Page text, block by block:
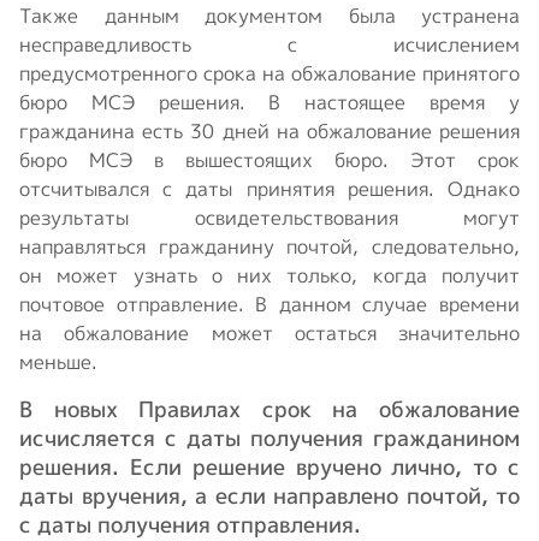
Также данным документом была устранена
несправедливость с исчислением
предусмотренного срока на обжалование принятого
бюро МСЭ решения. В настоящее время у
гражданина есть 30 дней на обжалование решения
бюро МСЭ в вышестоящих бюро. Этот срок
отсчитывался с даты принятия решения. Однако
результаты освидетельствования могут
направляться гражданину почтой, следовательно,
он может узнать о них только, когда получит
почтовое отправление. В данном случае времени
на обжалование может остаться значительно
меньше.
В новых Правилах срок на обжалование
исчисляется с даты получения гражданином
решения. Если решение вручено лично, то с
даты вручения, а если направлено почтой, то
с даты получения отправления.